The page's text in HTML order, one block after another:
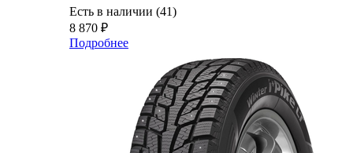
Есть в наличии (41)
8 870 ₽
Подробнее